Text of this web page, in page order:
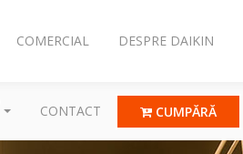
COMERCIAL DESPRE DAIKIN
CONTACT CUMPĂRĂ